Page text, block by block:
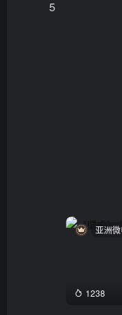
5
亚洲
1238